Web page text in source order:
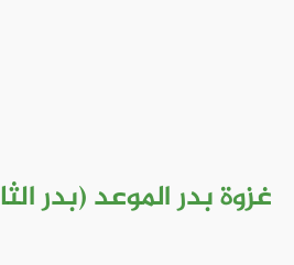
غزوة بدر الموعد (بدر